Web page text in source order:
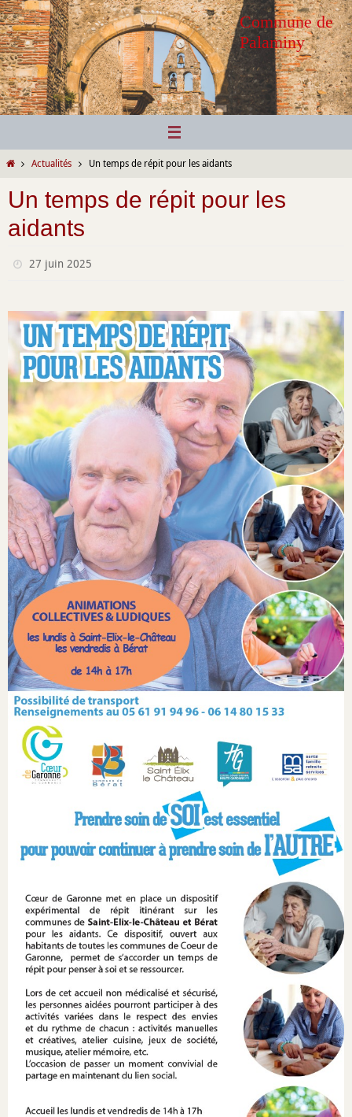
Passer
vers
le
contenu
Commune de
Palaminy
HomeActualités Un temps de répit pour les aidants
Un temps de répit pour les
aidants
27 juin 2025